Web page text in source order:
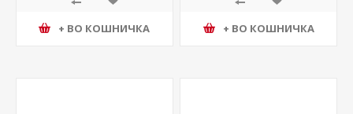
+ ВО КОШНИЧКА + ВО КОШНИЧКА